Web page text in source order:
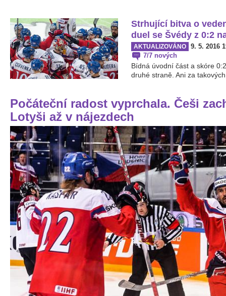
Strhující bitva o
duel se Švédy z 0:2
AKTUALIZOVÁNO
9. 5. 2016
7/7 nových
Bídná úvodní část a skóre
druhé straně. Ani za
Počáteční radost vyprchala. Češi
Lotyši až v nájezdech